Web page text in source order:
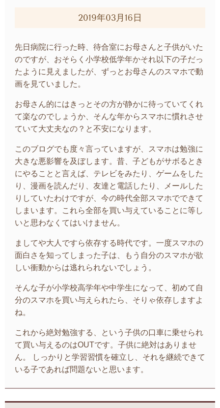
2019年03月16日
先日病院に行った時、待合室にお母さんと子供がいた
のですが、おそらく小学校低学年かそれ以下の子だっ
たように見えましたが、ずっとお母さんのスマホで動
画を見ていました。
お母さん的にはきっとその方が静かに待っていてくれ
て楽なのでしょうか、そんな年からスマホに慣れさせ
ていて大丈夫なの？と不安になります。
このブログでも度々言っていますが、スマホは勉強に
大きな悪影響を及ぼします。昔、子どもがサボるとき
にやることと言えば、テレビをみたり、ゲームをした
り、漫画を読んだり、友達と電話したり、メールした
りしていたわけですが、今の時代全部スマホでできて
しまいます。これら全部を買い与えていることに等し
いと思わなくてはいけません。
ましてや大人ですら依存する時代です。一度スマホの
面白さを知ってしまった子は、もう自分のスマホが欲
しい衝動からは逃れられないでしょう。
そんな子が小学校高学年や中学生になって、初めて自
分のスマホを買い与えられたら、そりゃ依存しますよ
ね。
これから絶対勉強する、という子供の口車に乗せられ
て買い与えるのはOUTです。子供に絶対はありませ
ん。 しっかりと学習習慣を確立し、それを継続できて
いる子であれば問題ないと思います。